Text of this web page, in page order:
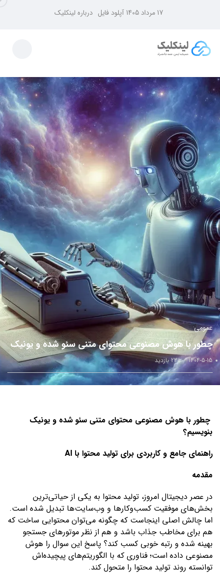
17 مرداد 1405 آپلود فایل درباره لینکلیک
عمومی
چطور با هوش مصنوعی محتوای متنی سئو شده و یونیک
بنویسیم؟
1404-5-15 238 بازدید
چطور با هوش مصنوعی محتوای متنی سئو شده و یونیک
بنویسیم؟
راهنمای جامع و کاربردی برای تولید محتوا با AI
مقدمه
در عصر دیجیتال امروز، تولید محتوا به یکی از حیاتی‌ترین
بخش‌های موفقیت کسب‌وکارها و وب‌سایت‌ها تبدیل شده است.
اما چالش اصلی اینجاست که چگونه می‌توان محتوایی ساخت که
هم برای مخاطب جذاب باشد و هم از نظر موتورهای جستجو
بهینه شده و رتبه خوبی کسب کند؟ پاسخ این سوال را هوش
مصنوعی داده است؛ فناوری که با الگوریتم‌های پیچیده‌اش
توانسته روند تولید محتوا را متحول کند.